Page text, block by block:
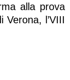
alla prova
Verona, l’VIII